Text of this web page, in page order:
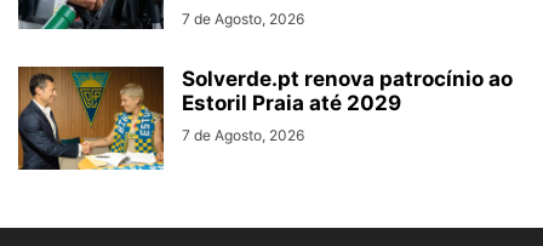
7 de Agosto, 2026
Solverde.pt renova patrocínio ao
Estoril Praia até 2029
7 de Agosto, 2026